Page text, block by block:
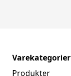
Varekategorier
Produkter